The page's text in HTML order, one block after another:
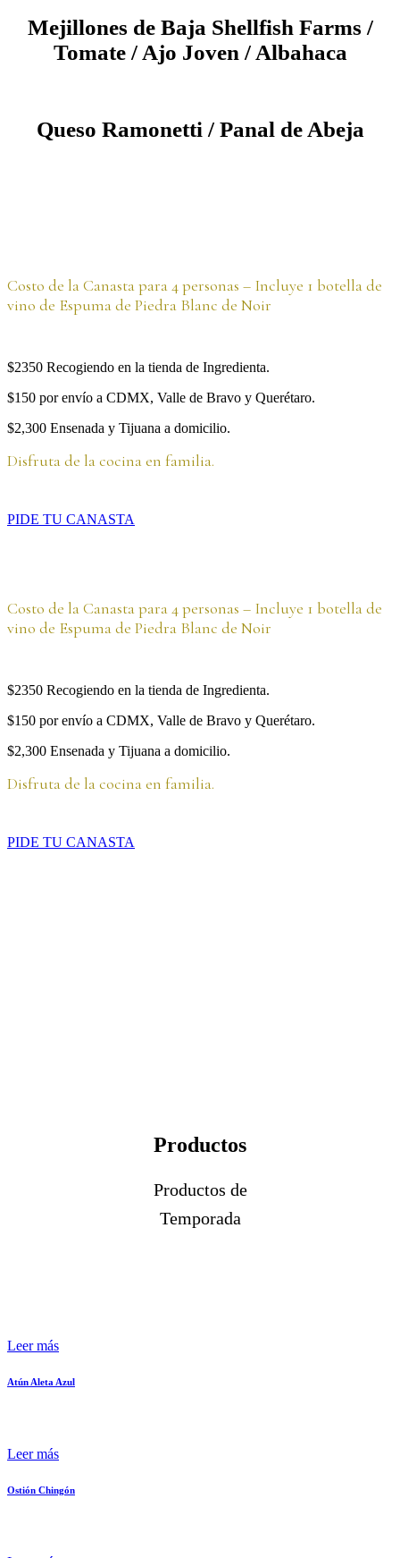
Mejillones de Baja Shellfish Farms /
Tomate / Ajo Joven / Albahaca
Queso Ramonetti / Panal de Abeja
Costo de la Canasta para 4 personas – Incluye 1 botella de
vino de Espuma de Piedra Blanc de Noir
$2350 Recogiendo en la tienda de Ingredienta.
$150 por envío a CDMX, Valle de Bravo y Querétaro.
$2,300 Ensenada y Tijuana a domicilio.
Disfruta de la cocina en familia.
PIDE TU CANASTA
Costo de la Canasta para 4 personas – Incluye 1 botella de
vino de Espuma de Piedra Blanc de Noir
$2350 Recogiendo en la tienda de Ingredienta.
$150 por envío a CDMX, Valle de Bravo y Querétaro.
$2,300 Ensenada y Tijuana a domicilio.
Disfruta de la cocina en familia.
PIDE TU CANASTA
Productos
Productos de
Temporada
Leer más
Atún Aleta Azul
Leer más
Ostión Chingón